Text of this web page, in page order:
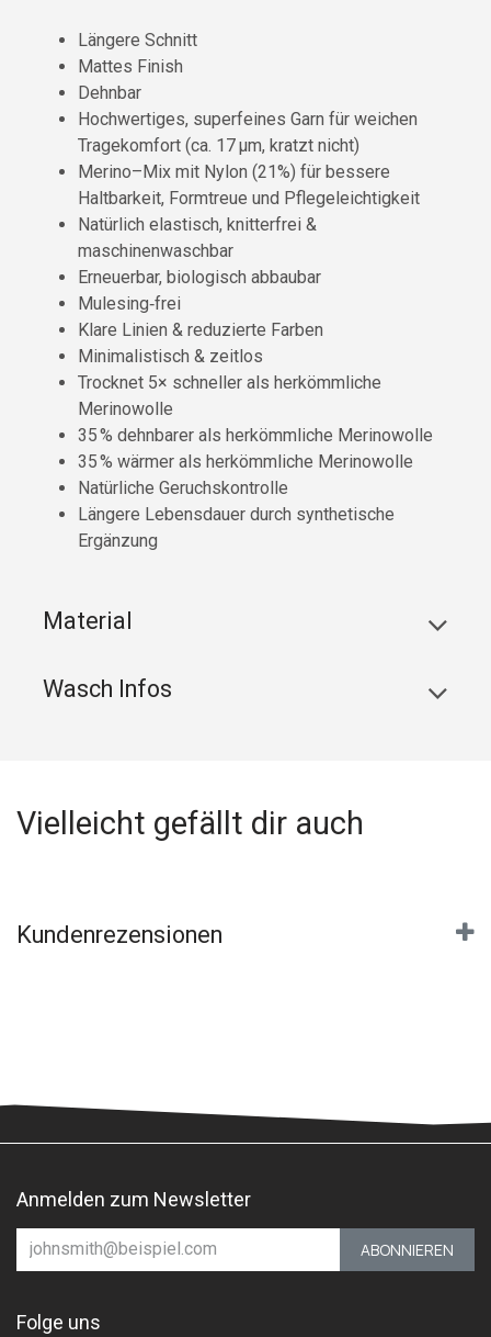
Längere Schnitt
Mattes Finish
Dehnbar
Hochwertiges, superfeines Garn für weichen
Tragekomfort (ca. 17 µm, kratzt nicht)
Merino–Mix mit Nylon (21%) für bessere
Haltbarkeit, Formtreue und Pflegeleichtigkeit
Natürlich elastisch, knitterfrei &
maschinenwaschbar
Erneuerbar, biologisch abbaubar
Mulesing‑frei
Klare Linien & reduzierte Farben
Minimalistisch & zeitlos
Trocknet 5× schneller als herkömmliche
Merinowolle
35 % dehnbarer als herkömmliche Merinowolle
35 % wärmer als herkömmliche Merinowolle
Natürliche Geruchskontrolle
Längere Lebensdauer durch synthetische
Ergänzung
Material
Wasch Infos
Vielleicht gefällt dir auch
Kundenrezensionen
Anmelden zum Newsletter
ABONNIEREN
Folge uns